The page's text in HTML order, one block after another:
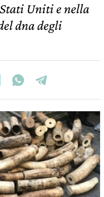
Uniti e nella
dna degli